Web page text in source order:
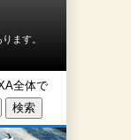
ます。
全体で